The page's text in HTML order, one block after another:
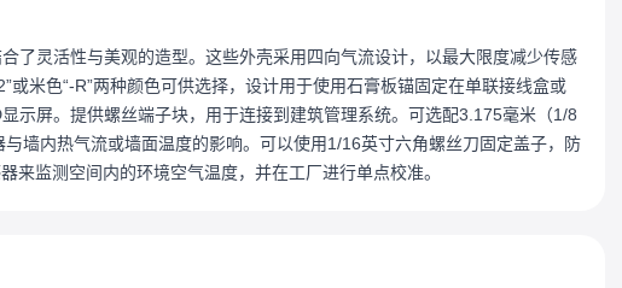
了灵活性与美观的造型。这些外壳采用四向气流设计，以最大限度减少传感
或米色“-R”两种颜色可供选择，设计用于使用石膏板锚固定在单联接线盒或
示屏。提供螺丝端子块，用于连接到建筑管理系统。可选配3.175毫米（1/8
墙内热气流或墙面温度的影响。可以使用1/16英寸六角螺丝刀固定盖子，防
来监测空间内的环境空气温度，并在工厂进行单点校准。